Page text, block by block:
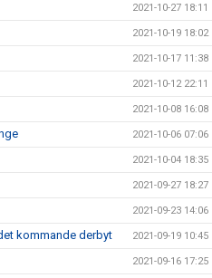
2021-10-27 18:11
2021-10-19 18:02
2021-10-17 11:38
2021-10-12 22:11
2021-10-08 16:08
2021-10-06 07:06
2021-10-04 18:35
2021-09-27 18:27
2021-09-23 14:06
kommande derbyt 2021-09-19 10:45
2021-09-16 17:25